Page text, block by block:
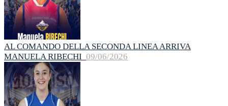
AL COMANDO DELLA SECONDA LINEA ARRIVA
MANUELA RIBECHI 09/06/2026